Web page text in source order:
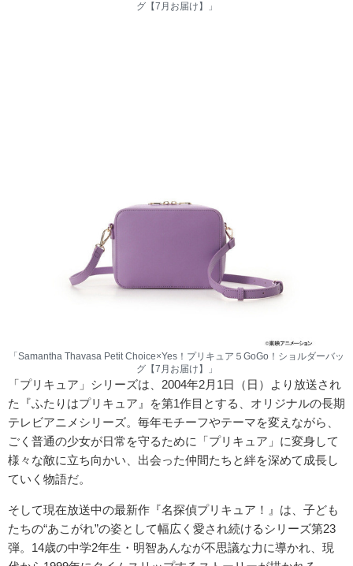
グ【7月お届け】」
「Samantha Thavasa Petit Choice×Yes！プリキュア５GoGo！ショルダーバッ
グ【7月お届け】」
「プリキュア」シリーズは、2004年2月1日（日）より放送され
た『ふたりはプリキュア』を第1作目とする、オリジナルの長期
テレビアニメシリーズ。毎年モチーフやテーマを変えながら、
ごく普通の少女が日常を守るために「プリキュア」に変身して
様々な敵に立ち向かい、出会った仲間たちと絆を深めて成長し
ていく物語だ。
そして現在放送中の最新作『名探偵プリキュア！』は、子ども
たちの“あこがれ”の姿として幅広く愛され続けるシリーズ第23
弾。14歳の中学2年生・明智あんなが不思議な力に導かれ、現